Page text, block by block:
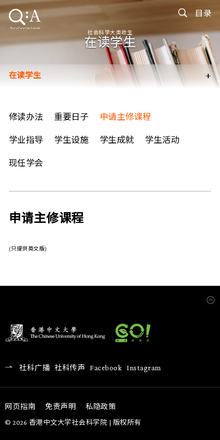
目录
社会科学大类收生
在读学生
在读学生
拟报读学生
常见问题
+
修读办法 重要日子 申请主修课程
学业指导 学生设施 学生成就 学生活动
现任学会
申请主修课程
(只提供英文版)
社科广播 社科传声 Facebook Instagram
网页指南 免责声明 私隐政策
© 2026 香港中文大学社会科学院 | 版权所有